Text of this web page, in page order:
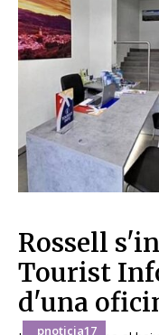
_pnoticia17
Rossell
Tourist
d'una